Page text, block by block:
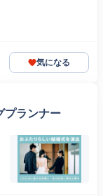
気になる
プランナー